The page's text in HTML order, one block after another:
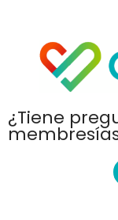
¿Tiene